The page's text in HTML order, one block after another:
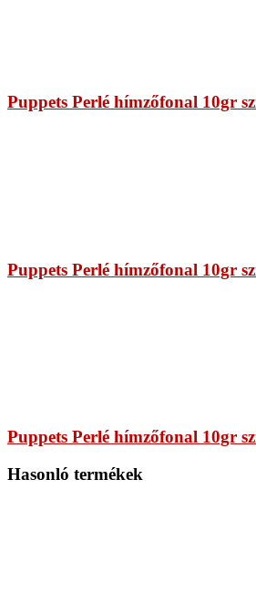
Puppets Perlé hímzőfonal 10gr
Puppets Perlé hímzőfonal 10gr
Puppets Perlé hímzőfonal 10gr
Hasonló termékek